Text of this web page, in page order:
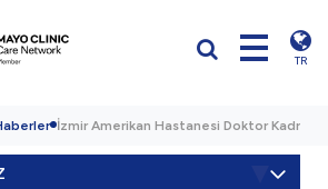
TR
İzmir Amerikan Hastanesi Doktor Kadrosu